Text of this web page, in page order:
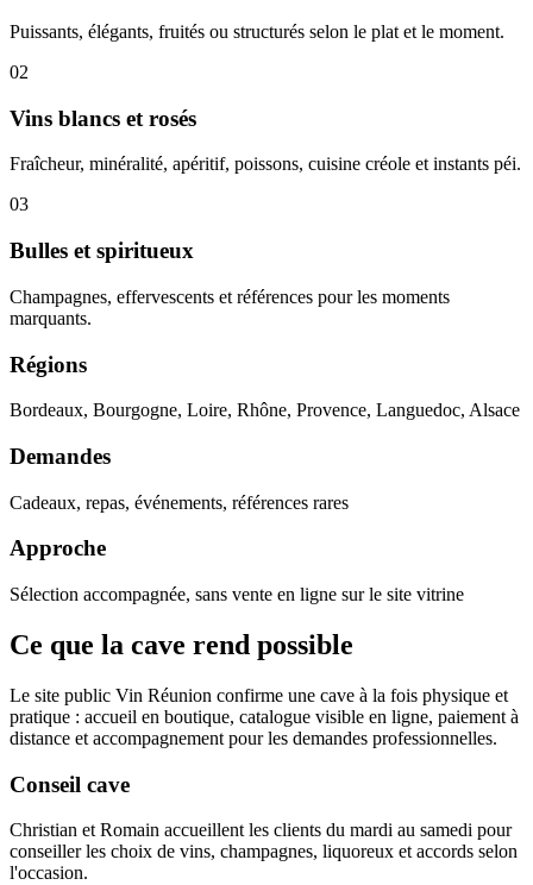
Puissants, élégants, fruités ou structurés selon le plat et le moment.
02
Vins blancs et rosés
Fraîcheur, minéralité, apéritif, poissons, cuisine créole et instants péi.
03
Bulles et spiritueux
Champagnes, effervescents et références pour les moments
marquants.
Régions
Bordeaux, Bourgogne, Loire, Rhône, Provence, Languedoc, Alsace
Demandes
Cadeaux, repas, événements, références rares
Approche
Sélection accompagnée, sans vente en ligne sur le site vitrine
Ce que la cave rend possible
Le site public Vin Réunion confirme une cave à la fois physique et
pratique : accueil en boutique, catalogue visible en ligne, paiement à
distance et accompagnement pour les demandes professionnelles.
Conseil cave
Christian et Romain accueillent les clients du mardi au samedi pour
conseiller les choix de vins, champagnes, liquoreux et accords selon
l'occasion.